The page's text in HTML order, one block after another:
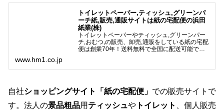
トイレットペーパー,ティッシュ,グリーンパ
ーチ紙,販売,通販サイトは紙の宅配便の浜田
紙業(株)
トイレットペーパーやティッシュ,グリーンパー
チ,おむつ,の販売、卸売,通販をしている紙の宅配
便は創業70年！送料無料で全国に配送可能で
様と歩んでまいりま…
www.hm1.co.jp
自社ショッピングサイト「紙の宅配便」 での販売サイトで
す。法人の景品粗品用 ティッシュや トイレット
、個人販売